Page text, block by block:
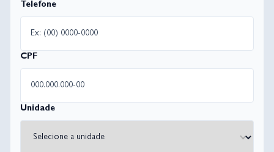
Telefone
CPF
Unidade